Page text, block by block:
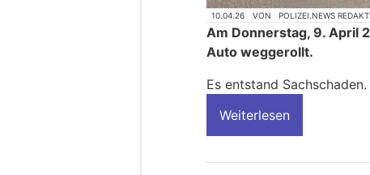
10.04.26 VON POLIZEI.NEWS
Am Donnerstag, 9. April
Auto weggerollt.
Es entstand Sachschaden.
Weiterlesen